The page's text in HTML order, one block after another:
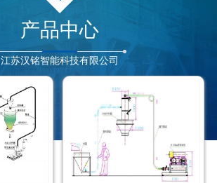
产品中心
江苏汉铭智能科技有限公司